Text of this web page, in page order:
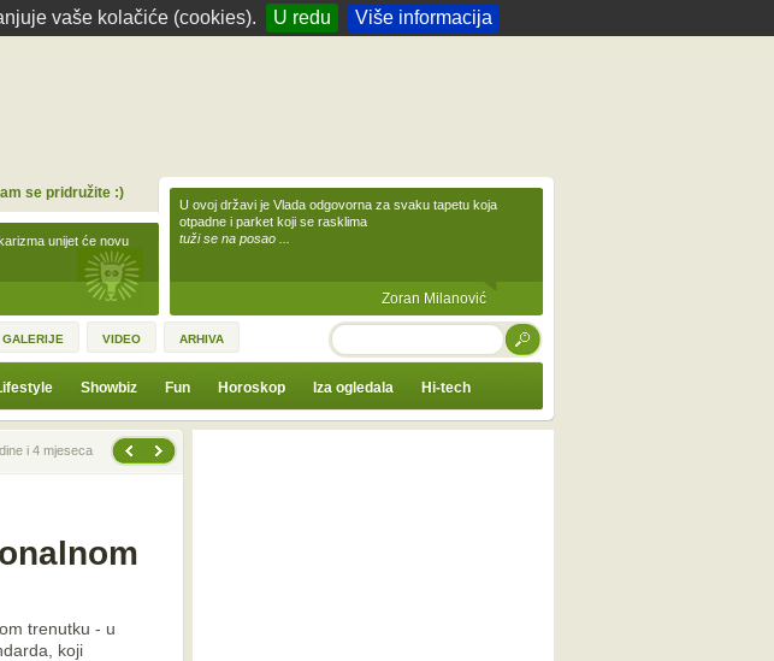
vaše kolačiće (cookies). U redu Više informacija
unijet će novu
se pridružite :)
U ovoj državi je Vlada odgovorna za svaku tapetu koja
otpadne i parket koji se rasklima
tuži se na posao ...
Zoran Milanović
GALERIJE VIDEO ARHIVA TRAŽI
Showbiz Fun Horoskop Iza ogledala Hi-tech
i 4 mjeseca
trenutku - u
koji